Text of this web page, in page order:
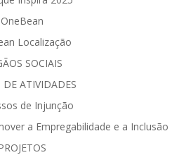
OneBean
Localização
SOCIAIS
DE ATIVIDADES
de Injunção
a Empregabilidade e a Inclusão